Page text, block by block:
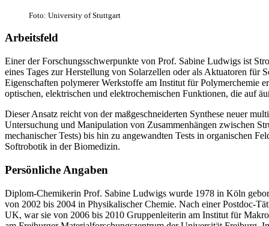
Foto: University of Stuttgart
Arbeitsfeld
Einer der Forschungsschwerpunkte von Prof. Sabine Ludwigs ist
eines Tages zur Herstellung von Solarzellen oder als Aktuatoren für
Eigenschaften polymerer Werkstoffe am Institut für Polymerchemie
optischen, elektrischen und elektrochemischen Funktionen, die auf
Dieser Ansatz reicht von der maßgeschneiderten Synthese neuer
Untersuchung und Manipulation von Zusammenhängen zwischen
mechanischer Tests) bis hin zu angewandten Tests in organischen
Softrobotik in der Biomedizin.
Persönliche Angaben
Diplom-Chemikerin Prof. Sabine Ludwigs wurde 1978 in Köln
von 2002 bis 2004 in Physikalischer Chemie. Nach einer Postdoc-
UK, war sie von 2006 bis 2010 Gruppenleiterin am Institut für